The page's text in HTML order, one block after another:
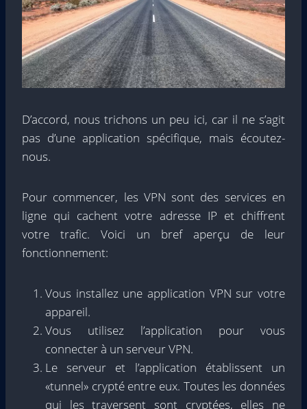
D’accord, nous trichons un peu ici, car il ne s’agit
pas d’une application spécifique, mais écoutez-
nous.
Pour commencer, les VPN sont des services en
ligne qui cachent votre adresse IP et chiffrent
votre trafic. Voici un bref aperçu de leur
fonctionnement:
Vous installez une application VPN sur votre
appareil.
Vous utilisez l’application pour vous
connecter à un serveur VPN.
Le serveur et l’application établissent un
«tunnel» crypté entre eux. Toutes les données
qui les traversent sont cryptées, elles ne